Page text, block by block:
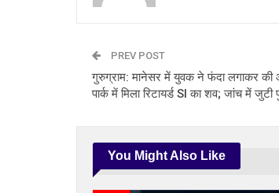
PREV POST
गुरुग्राम: मानेसर में युवक ने फंदा लगाकर की
पार्क में मिला रिटायर्ड SI का शव; जांच में जुटी
You Might Also Like